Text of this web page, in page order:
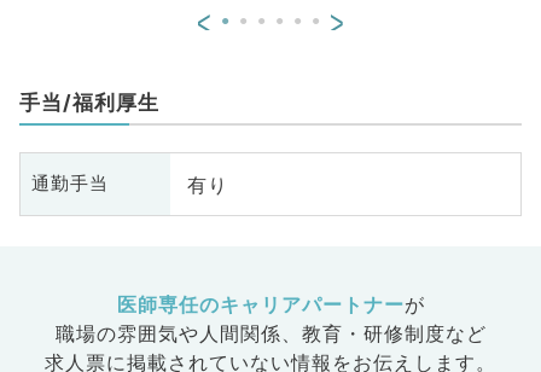
< >
手当/福利厚生
通勤手当 有り
医師専任のキャリアパートナーが
職場の雰囲気や人間関係、 教育・研修制度など
求人票に掲載されていない情報をお伝えします。